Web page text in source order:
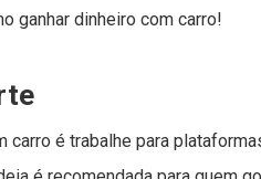
ganhar dinheiro com carro!
carro é trabalhe para